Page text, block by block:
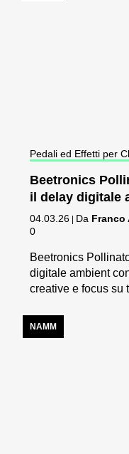
Pedali ed Effetti per
Beetronics
il delay digitale
04.03.26 | Da Franco
0
Beetronics
digitale ambient
creative e focus su
NAMM